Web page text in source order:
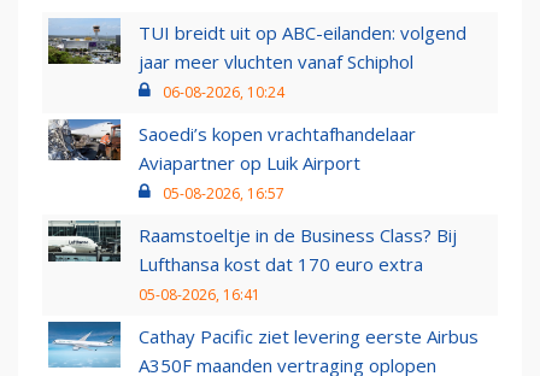
TUI breidt uit op ABC-eilanden: volgend
jaar meer vluchten vanaf Schiphol
06-08-2026, 10:24
Saoedi’s kopen vrachtafhandelaar
Aviapartner op Luik Airport
05-08-2026, 16:57
Raamstoeltje in de Business Class? Bij
Lufthansa kost dat 170 euro extra
05-08-2026, 16:41
Cathay Pacific ziet levering eerste Airbus
A350F maanden vertraging oplopen